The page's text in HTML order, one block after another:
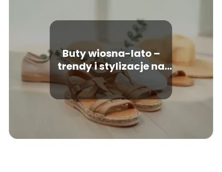
Buty wiosna-lato –
trendy i stylizacje na
sezon